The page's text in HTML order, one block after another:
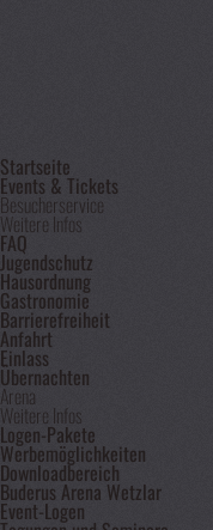
Startseite
Events & Tickets
Besucherservice
Weitere Infos
FAQ
Jugendschutz
Hausordnung
Gastronomie
Barrierefreiheit
Anfahrt
Einlass
Übernachten
Arena
Weitere Infos
Logen-Pakete
Werbemöglichkeiten
Downloadbereich
Buderus Arena Wetzlar
Event-Logen